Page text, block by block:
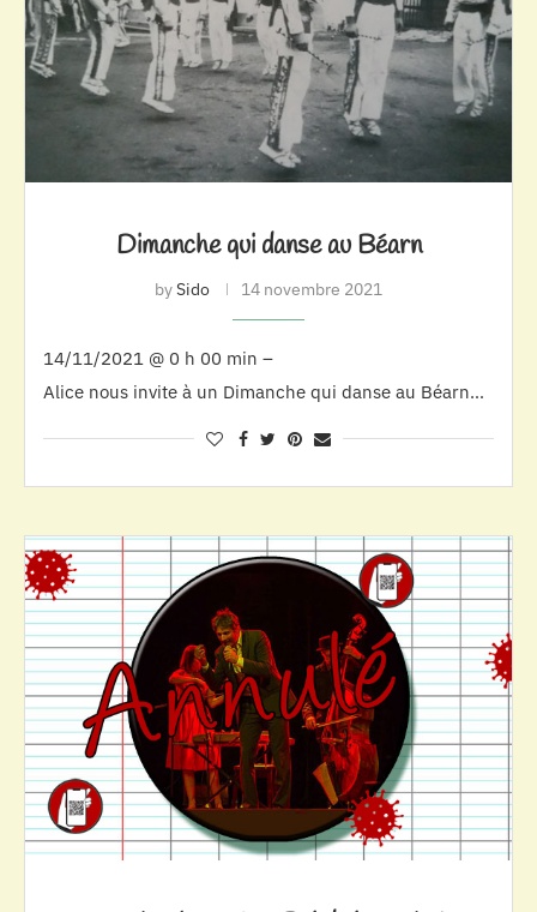
Dimanche qui danse au Béarn
bySido 14 novembre 2021
14/11/2021 @ 0 h 00 min –
Alice nous invite à un Dimanche qui danse au Béarn…